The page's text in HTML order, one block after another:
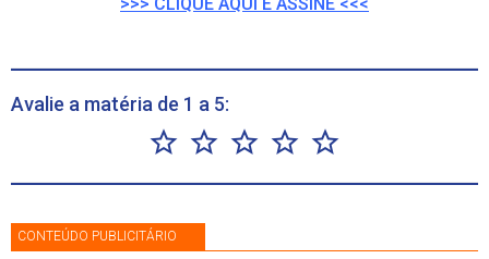
Avalie a matéria de 1 a 5:
CONTEÚDO PUBLICITÁRIO